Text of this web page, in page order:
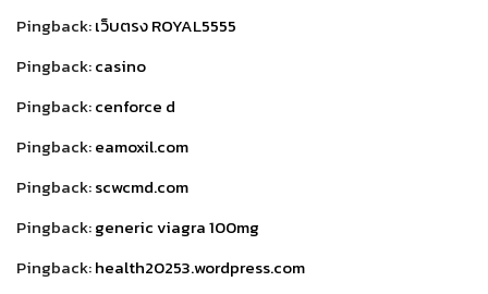
Pingback:เว็บตรง ROYAL5555
Pingback:casino
Pingback:cenforce d
Pingback:eamoxil.com
Pingback:scwcmd.com
Pingback:generic viagra 100mg
Pingback:health20253.wordpress.com